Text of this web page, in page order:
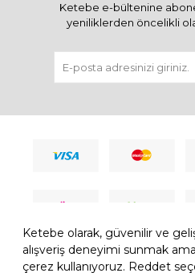
Ketebe olarak, güvenilir ve
alışveriş deneyimi sunmak
çerez kullanıyoruz. Reddet
Ketebe e-bültenine
yeniliklerden öncelikli